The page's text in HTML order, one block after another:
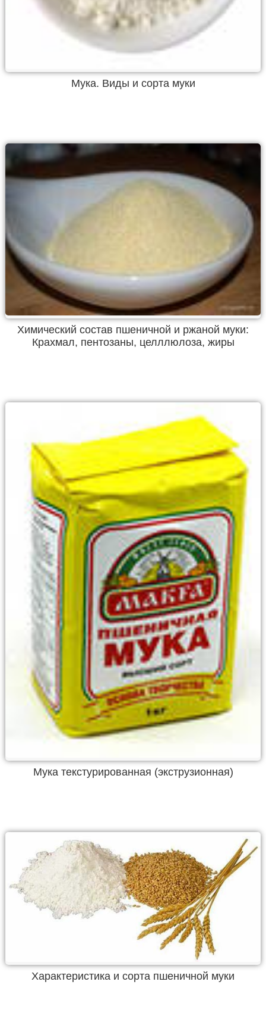
Мука. Виды и сорта муки
Химический состав пшеничной и ржаной муки:
Крахмал, пентозаны, целллюлоза, жиры
Мука текстурированная (экструзионная)
Характеристика и сорта пшеничной муки